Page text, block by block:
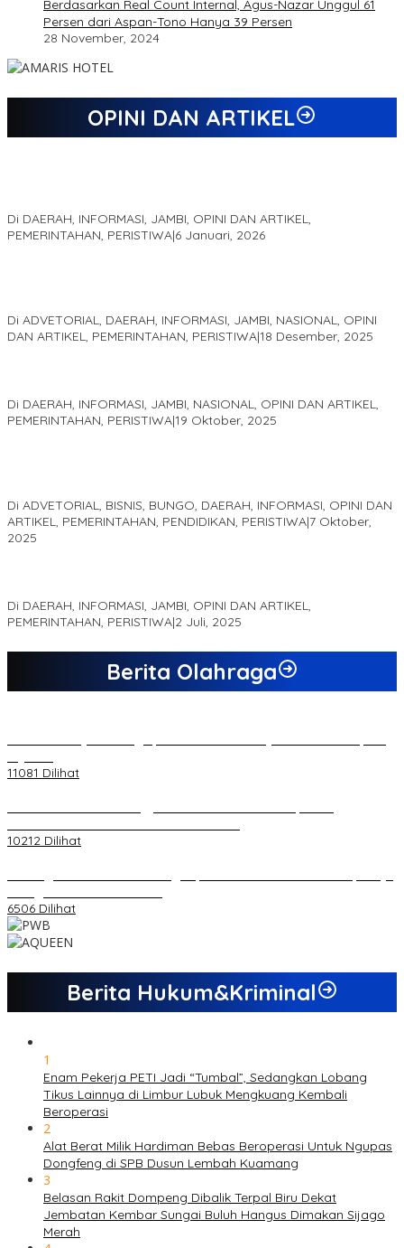
Berdasarkan Real Count Internal, Agus-Nazar Unggul 61
Persen dari Aspan-Tono Hanya 39 Persen
28 November, 2024
OPINI DAN ARTIKEL
Di DAERAH, INFORMASI, JAMBI, OPINI DAN ARTIKEL,
PEMERINTAHAN, PERISTIWA|6 Januari, 2026
Di ADVETORIAL, DAERAH, INFORMASI, JAMBI, NASIONAL, OPINI
DAN ARTIKEL, PEMERINTAHAN, PERISTIWA|18 Desember, 2025
Di DAERAH, INFORMASI, JAMBI, NASIONAL, OPINI DAN ARTIKEL,
PEMERINTAHAN, PERISTIWA|19 Oktober, 2025
Di ADVETORIAL, BISNIS, BUNGO, DAERAH, INFORMASI, OPINI DAN
ARTIKEL, PEMERINTAHAN, PENDIDIKAN, PERISTIWA|7 Oktober,
2025
Di DAERAH, INFORMASI, JAMBI, OPINI DAN ARTIKEL,
PEMERINTAHAN, PERISTIWA|2 Juli, 2025
Berita Olahraga
11081 Dilihat
10212 Dilihat
6506 Dilihat
Berita Hukum&Kriminal
1
Enam Pekerja PETI Jadi “Tumbal”, Sedangkan Lobang
Tikus Lainnya di Limbur Lubuk Mengkuang Kembali
Beroperasi
2
Alat Berat Milik Hardiman Bebas Beroperasi Untuk Ngupas
Dongfeng di SPB Dusun Lembah Kuamang
3
Belasan Rakit Dompeng Dibalik Terpal Biru Dekat
Jembatan Kembar Sungai Buluh Hangus Dimakan Sijago
Merah